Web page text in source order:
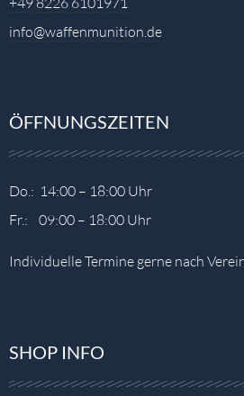
info@waffenmunition.de
ÖFFNUNGSZEITEN
Do.: 14:00 – 18:00 Uhr
Fr.: 09:00 – 18:00 Uhr
Individuelle Termine gerne nach
SHOP INFO